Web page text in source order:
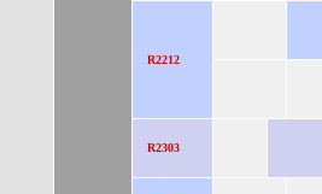
R2212
R2303